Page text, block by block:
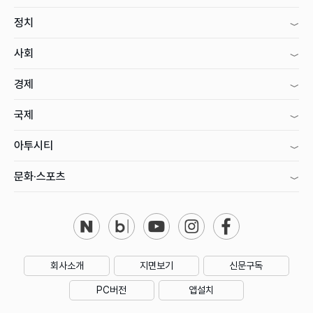
정치
사회
경제
국제
아투시티
문화·스포츠
회사소개 지면보기 신문구독
PC버전 앱설치